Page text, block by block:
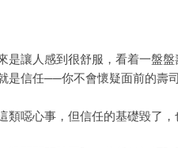
是讓人感到很舒服，看着一盤
信任──你不會懷疑面前的壽
噁心事，但信任的基礎毀了，